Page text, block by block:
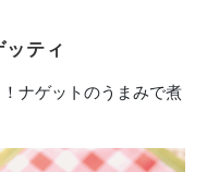
ッティ
ナゲットのうまみで煮